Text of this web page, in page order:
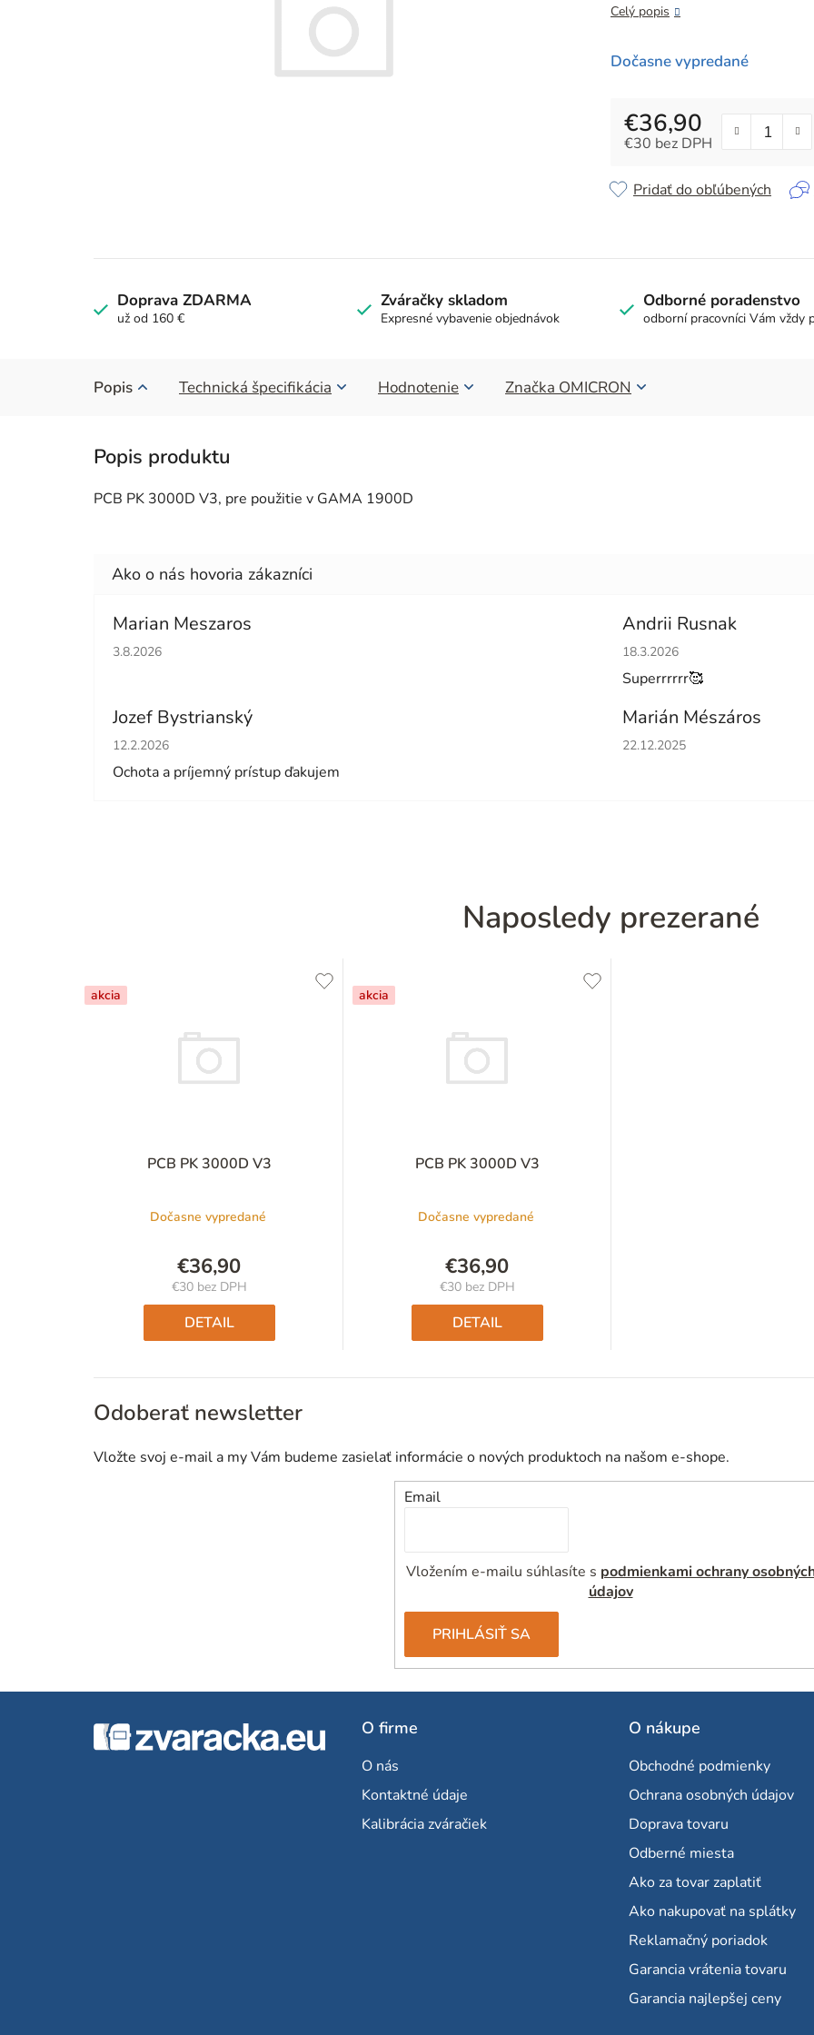
z
Celý popis
Dočasne vypredané
€36,90
€30 bez DPH
Pridať do obľúbených
Doprava ZDARMA
už od 160 €
Zváračky skladom
Expresné vybavenie objednávok
Odborné poradenstvo
odborní pracovníci Vám vždy
Popis Technická špecifikácia Hodnotenie Značka OMICRON
PCB PK 3000D V3, pre použitie v GAMA 1900D
Marian Meszaros
Hodnotenie obchodu je 5 z 5 hviezdičiek.
3.8.2026
Andrii Rusnak
Hodnotenie obchodu je 5 z 5
18.3.2026
Superrrrrr🥰
Jozef Bystrianský
Hodnotenie obchodu je 5 z 5 hviezdičiek.
12.2.2026
Ochota a príjemný prístup ďakujem
Marián Mészáros
Hodnotenie obchodu je 5 z 5
22.12.2025
Naposledy prezerané
akcia
PCB PK 3000D V3
Dočasne vypredané
€36,90
€30 bez DPH
Jednotková
cena:
DETAIL
akcia
PCB PK 3000D V3
Dočasne vypredané
€36,90
€30 bez DPH
Jednotková
cena:
DETAIL
Odoberať newsletter
Vložte svoj e-mail a my Vám budeme zasielať informácie o nových produktoch na našom e-shope.
Email
Vložením e-mailu súhlasíte s podmienkami ochrany
údajov
PRIHLÁSIŤ SA
O firme
O nás
Kontaktné údaje
Kalibrácia zváračiek
O nákupe
Obchodné podmienky
Ochrana osobných údajov
Doprava tovaru
Odberné miesta
Ako za tovar zaplatiť
Ako nakupovať na splátky
Reklamačný poriadok
Garancia vrátenia tovaru
Garancia najlepšej ceny